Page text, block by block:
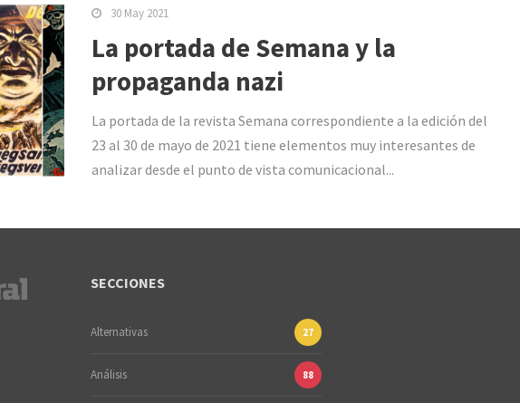
30 May 2021
La portada de Semana y la
propaganda nazi
La portada de la revista Semana correspondiente a la edición del
23 al 30 de mayo de 2021 tiene elementos muy interesantes de
analizar desde el punto de vista comunicacional...
SECCIONES
Alternativas 27
Análisis 88